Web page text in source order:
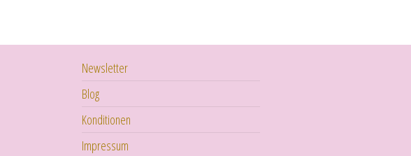
Newsletter
Blog
Konditionen
Impressum